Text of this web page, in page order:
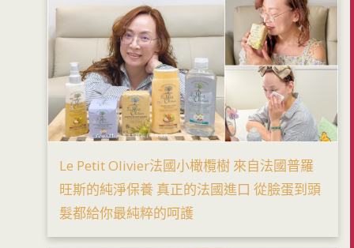
Le Petit Olivier法國小橄欖樹 來自法國普羅
旺斯的純淨保養 真正的法國進口 從臉蛋到頭
髮都給你最純粹的呵護